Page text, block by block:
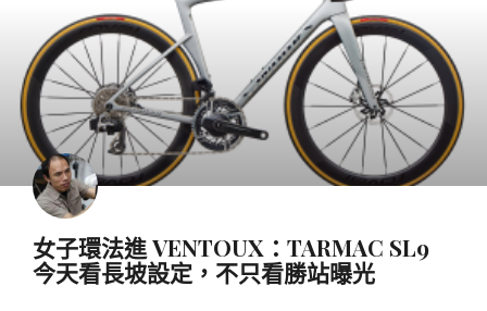
女子環法進 VENTOUX：TARMAC SL9
今天看長坡設定，不只看勝站曝光